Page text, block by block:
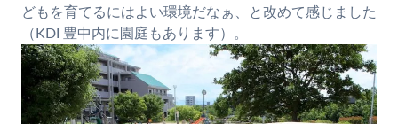
どもを育てるにはよい環境だなぁ、と改めて感じました
（KDI 豊中内に園庭もあります）。